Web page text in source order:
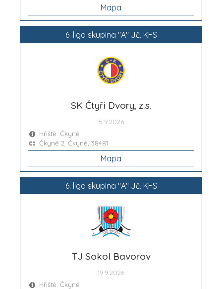
Mapa
6. liga skupina "A" Jč. KFS
SK Čtyři Dvory, z.s.
5.9.2026
Hřiště: Čkyně
Čkyně 2, Čkyně, 38481
Mapa
6. liga skupina "A" Jč. KFS
TJ Sokol Bavorov
19.9.2026
Hřiště: Čkyně